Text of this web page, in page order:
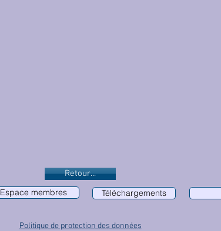
Retour...
Espace membres Téléchargements
Politique de protection des données